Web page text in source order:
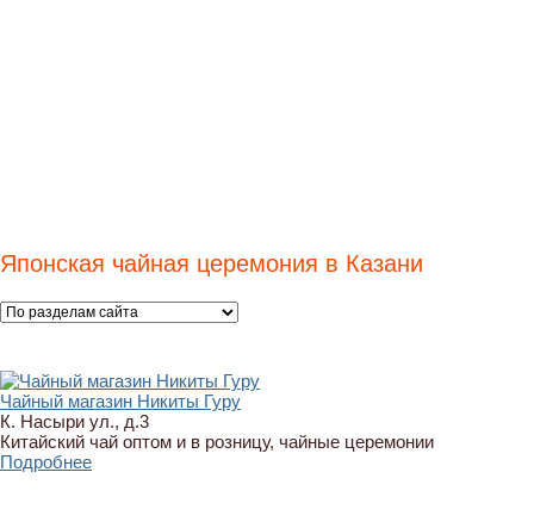
Японская чайная церемония в Казани
Чайный магазин Никиты Гуру
К. Насыри ул., д.3
Китайский чай оптом и в розницу, чайные церемонии
Подробнее